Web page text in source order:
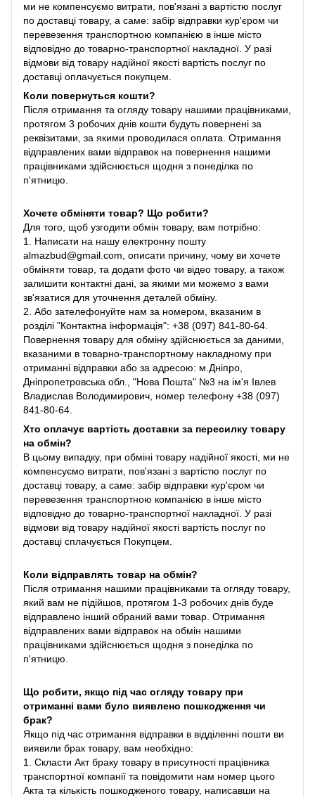
ми не компенсуємо витрати, пов'язані з вартістю послуг
по доставці товару, а саме: забір відправки кур'єром чи
перевезення транспортною компанією в інше місто
відповідно до товарно-транспортної накладної. У разі
відмови від товару надійної якості вартість послуг по
доставці оплачується покупцем.
Коли повернуться кошти?
Після отримання та огляду товару нашими працівниками,
протягом 3 робочих днів кошти будуть повернені за
реквізитами, за якими проводилася оплата. Отримання
відправлених вами відправок на повернення нашими
працівниками здійснюється щодня з понеділка по
п'ятницю.
Хочете обміняти товар? Що робити?
Для того, щоб узгодити обмін товару, вам потрібно:
1. Написати на нашу електронну пошту
almazbud@gmail.com, описати причину, чому ви хочете
обміняти товар, та додати фото чи відео товару, а також
залишити контактні дані, за якими ми можемо з вами
зв'язатися для уточнення деталей обміну.
2. Або зателефонуйте нам за номером, вказаним в
розділі "Контактна інформація": +38 (097) 841-80-64.
Повернення товару для обміну здійснюється за даними,
вказаними в товарно-транспортному накладному при
отриманні відправки або за адресою: м.Дніпро,
Дніпропетровська обл., "Нова Пошта" №3 на ім'я Івлев
Владислав Володимирович, номер телефону +38 (097)
841-80-64.
Хто оплачує вартість доставки за пересилку товару
на обмін?
В цьому випадку, при обміні товару надійної якості, ми не
компенсуємо витрати, пов'язані з вартістю послуг по
доставці товару, а саме: забір відправки кур'єром чи
перевезення транспортною компанією в інше місто
відповідно до товарно-транспортної накладної. У разі
відмови від товару надійної якості вартість послуг по
доставці сплачується Покупцем.
Коли відправлять товар на обмін?
Після отримання нашими працівниками та огляду товару,
який вам не підійшов, протягом 1-3 робочих днів буде
відправлено інший обраний вами товар. Отримання
відправлених вами відправок на обмін нашими
працівниками здійснюється щодня з понеділка по
п'ятницю.
Що робити, якщо під час огляду товару при
отриманні вами було виявлено пошкодження чи
брак?
Якщо під час отримання відправки в відділенні пошти ви
виявили брак товару, вам необхідно:
1. Скласти Акт браку товару в присутності працівника
транспортної компанії та повідомити нам номер цього
Акта та кількість пошкодженого товару, написавши на